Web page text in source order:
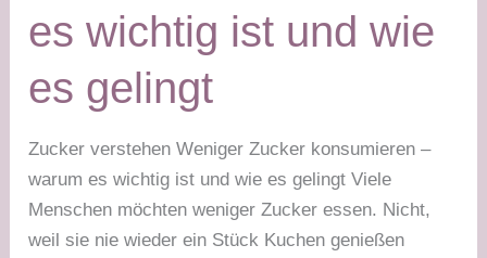
es wichtig ist und wie
es gelingt
Zucker verstehen Weniger Zucker konsumieren –
warum es wichtig ist und wie es gelingt Viele
Menschen möchten weniger Zucker essen. Nicht,
weil sie nie wieder ein Stück Kuchen genießen